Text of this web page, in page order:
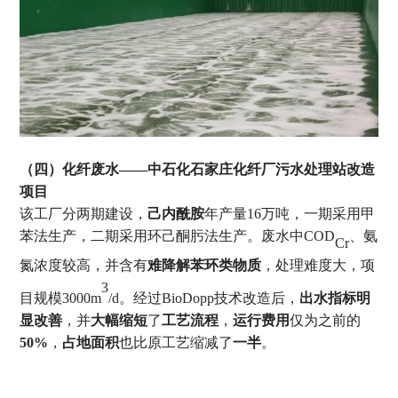
（四）化纤废水——中石化石家庄化纤厂污水处理站改造
项目
该工厂分两期建设，己内酰胺年产量16万吨，一期采用甲
苯法生产，二期采用环己酮肟法生产。废水中CODCr 、氨
氮浓度较高，并含有难降解苯环类物质 ，处理难度大，项
目规模3000m
3
/d。经过BioDopp技术改造后， 出水指标明
显改善 ，并大幅缩短了工艺流程 ，运行费用仅为之前的
50% ， 占地面积也比原工艺缩减了一半。